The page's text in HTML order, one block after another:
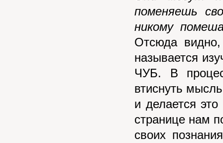
поменяешь
никому
Отсюда
называется
ЧУБ. В
втиснуть
и делается
странице нам
своих